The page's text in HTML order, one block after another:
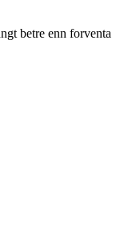
betre enn forventa